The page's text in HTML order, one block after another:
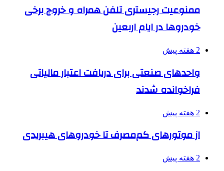
ممنوعیت رجیستری تلفن همراه و خروج برخی
خودروها در ایام اربعین
2 هفته پیش
واحدهای صنعتی برای دریافت اعتبار مالیاتی
فراخوانده شدند
2 هفته پیش
از موتورهای کم‌مصرف تا خودروهای هیبریدی
2 هفته پیش